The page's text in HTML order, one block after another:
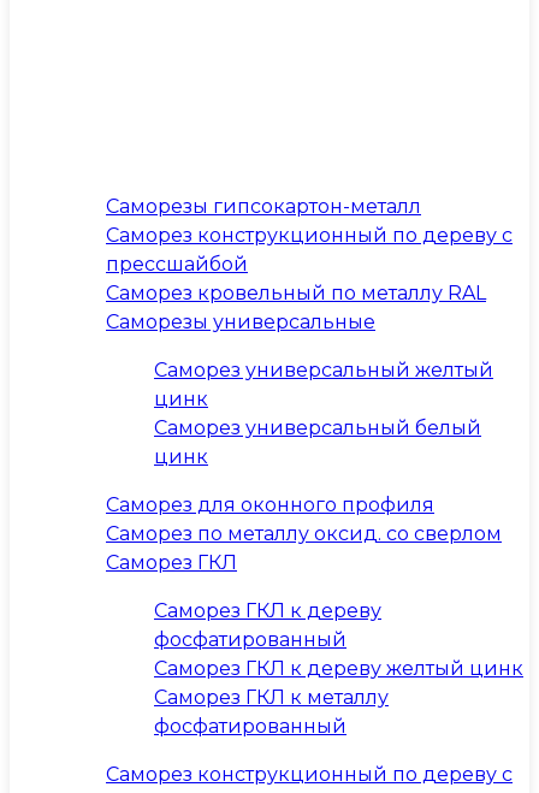
Саморезы гипсокартон-металл
Саморез конструкционный по дереву с
прессшайбой
Саморез кровельный по металлу RAL
Саморезы универсальные
Саморез универсальный желтый
цинк
Саморез универсальный белый
цинк
Саморез для оконного профиля
Саморез по металлу оксид. со сверлом
Саморез ГКЛ
Саморез ГКЛ к дереву
фосфатированный
Саморез ГКЛ к дереву желтый цинк
Саморез ГКЛ к металлу
фосфатированный
Саморез конструкционный по дереву с